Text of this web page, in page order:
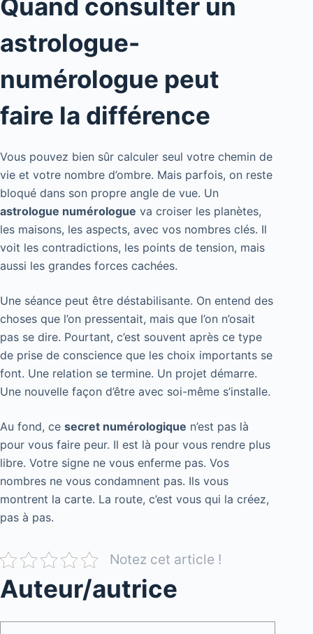
Quand consulter un
astrologue-
numérologue peut
faire la différence
Vous pouvez bien sûr calculer seul votre chemin de
vie et votre nombre d’ombre. Mais parfois, on reste
bloqué dans son propre angle de vue. Un
astrologue numérologue va croiser les planètes,
les maisons, les aspects, avec vos nombres clés. Il
voit les contradictions, les points de tension, mais
aussi les grandes forces cachées.
Une séance peut être déstabilisante. On entend des
choses que l’on pressentait, mais que l’on n’osait
pas se dire. Pourtant, c’est souvent après ce type
de prise de conscience que les choix importants se
font. Une relation se termine. Un projet démarre.
Une nouvelle façon d’être avec soi-même s’installe.
Au fond, ce secret numérologique n’est pas là
pour vous faire peur. Il est là pour vous rendre plus
libre. Votre signe ne vous enferme pas. Vos
nombres ne vous condamnent pas. Ils vous
montrent la carte. La route, c’est vous qui la créez,
pas à pas.
Notez cet article !
Auteur/autrice